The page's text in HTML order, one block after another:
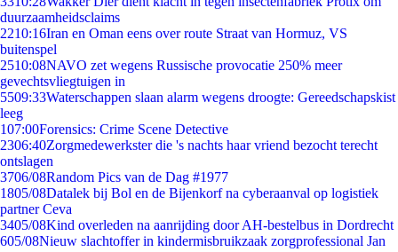
duurzaamheidsclaims
2210:16Iran en Oman eens over route Straat van Hormuz, VS
buitenspel
2510:08NAVO zet wegens Russische provocatie 250% meer
gevechtsvliegtuigen in
5509:33Waterschappen slaan alarm wegens droogte: Gereedschapskist
leeg
107:00Forensics: Crime Scene Detective
2306:40Zorgmedewerkster die 's nachts haar vriend bezocht terecht
ontslagen
3706/08Random Pics van de Dag #1977
1805/08Datalek bij Bol en de Bijenkorf na cyberaanval op logistiek
partner Ceva
3405/08Kind overleden na aanrijding door AH-bestelbus in Dordrecht
605/08Nieuw slachtoffer in kindermisbruikzaak zorgprofessional Jan